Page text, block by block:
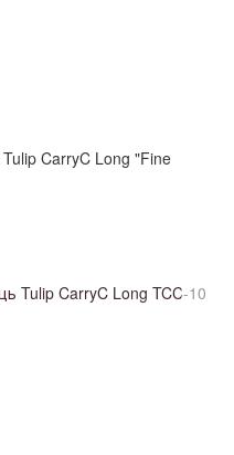
CarryC Long "Fine